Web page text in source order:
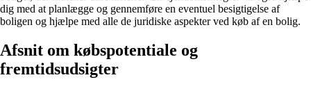
dig med at planlægge og gennemføre en eventuel besigtigelse af
boligen og hjælpe med alle de juridiske aspekter ved køb af en bolig.
Afsnit om købspotentiale og
fremtidsudsigter